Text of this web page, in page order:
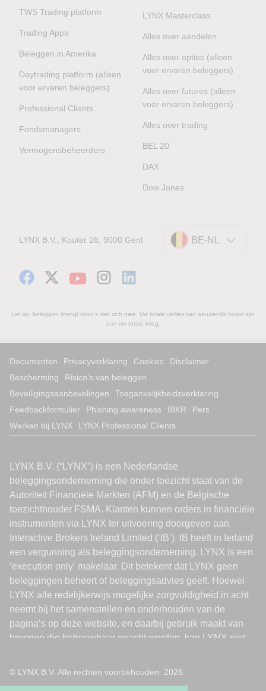
TWS Trading platform
Trading Apps
Beleggen in Amerika
Daytrading platform (alleen
voor ervaren beleggers)
Professional Clients
Fondsmanagers
Vermogensbeheerders
LYNX Masterclass
Alles over aandelen
Alles over opties (alleen
voor ervaren beleggers)
Alles over futures (alleen
voor ervaren beleggers)
Alles over trading
BEL 20
DAX
Dow Jones
LYNX B.V., Kouter 26, 9000 Gent BE-NL
Let op: beleggen brengt risico's met zich mee. Uw totale verlies kan aanzienlijk hoger zijn
dan uw totale inleg.
Documenten Privacyverklaring Cookies
Disclaimer
Bescherming
Risico’s van beleggen
Beveiligingsaanbevelingen
Toegankelijkheidsverklaring
Feedbackformulier
Phishing awareness IBKR
Pers
Werken bij LYNX
LYNX Professional Clients
© LYNX B.V. Alle rechten voorbehouden. 2026.